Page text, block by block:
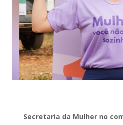
Secretaria da Mulher no